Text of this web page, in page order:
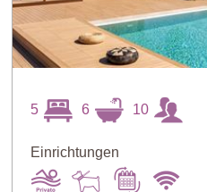
5 6 10
Einrichtungen